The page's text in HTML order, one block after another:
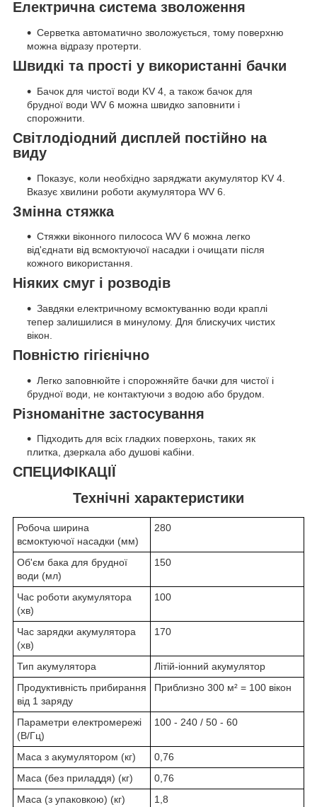
Електрична система зволоження
Серветка автоматично зволожується, тому поверхню
можна відразу протерти.
Швидкі та прості у використанні бачки
Бачок для чистої води KV 4, а також бачок для
брудної води WV 6 можна швидко заповнити і
спорожнити.
Світлодіодний дисплей постійно на
виду
Показує, коли необхідно заряджати акумулятор KV 4.
Вказує хвилини роботи акумулятора WV 6.
Змінна стяжка
Стяжки віконного пилососа WV 6 можна легко
від'єднати від всмоктуючої насадки і очищати після
кожного використання.
Ніяких смуг і розводів
Завдяки електричному всмоктуванню води краплі
тепер залишилися в минулому. Для блискучих чистих
вікон.
Повністю гігієнічно
Легко заповнюйте і спорожняйте бачки для чистої і
брудної води, не контактуючи з водою або брудом.
Різноманітне застосування
Підходить для всіх гладких поверхонь, таких як
плитка, дзеркала або душові кабіни.
СПЕЦИФІКАЦІЇ
Технічні характеристики
Робоча ширина
всмоктуючої насадки (мм)
280
Об'єм бака для брудної
води (мл)
150
Час роботи акумулятора
(хв)
100
Час зарядки акумулятора
(хв)
170
Тип акумулятора
Літій-іонний акумулятор
Продуктивність прибирання
від 1 заряду
Приблизно 300 м² = 100 вікон
Параметри електромережі
(В/Гц)
100 - 240 / 50 - 60
Маса з акумулятором (кг)
0,76
Маса (без приладдя) (кг)
0,76
Маса (з упаковкою) (кг)
1,8